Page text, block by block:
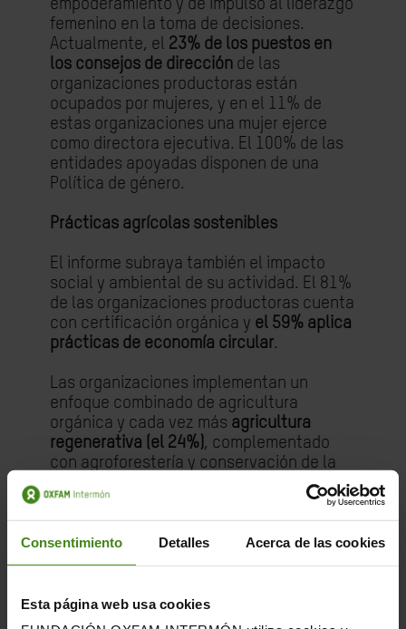
Consentimiento Detalles Acerca de las cookies
Esta página web usa cookies
empoderamiento y de impulso al liderazgo
femenino en la toma de decisiones.
Actualmente, el 23% de los puestos en
los consejos de dirección de las
organizaciones productoras están
ocupados por mujeres, y en el 11% de
estas organizaciones una mujer ejerce
como directora ejecutiva. El 100% de las
entidades apoyadas disponen de una
Política de género.
Prácticas agrícolas sostenibles
El informe subraya también el impacto
social y ambiental de su actividad. El 81%
de las organizaciones productoras cuenta
con certificación orgánica y el 59% aplica
prácticas de economía circular.
Las organizaciones implementan un
enfoque combinado de agricultura
orgánica y cada vez más agricultura
regenerativa (el 24%) , complementado
con agroforestería y conservación de la
Asimismo, integran sistemas
agroforestales, gestión sostenible de
residuos y, en algunos casos, enfoques
resiliencia de los ecosistemas y a la
sostenibilidad a largo plazo de la